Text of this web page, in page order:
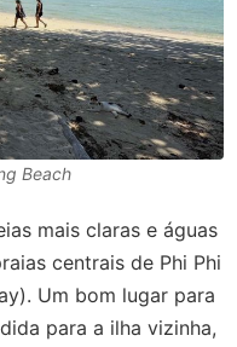
Beach
mais claras e águas
centrais de Phi Phi
Um bom lugar para
para a ilha vizinha,